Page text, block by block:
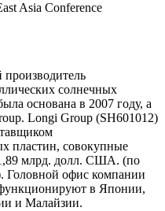
Asia Conference
солнечных
основана в 2007 году, а
Longi Group (SH601012)
пластин, совокупные
млрд. долл. США. (по
Головной офис компании
в Японии,
и Малайзии.